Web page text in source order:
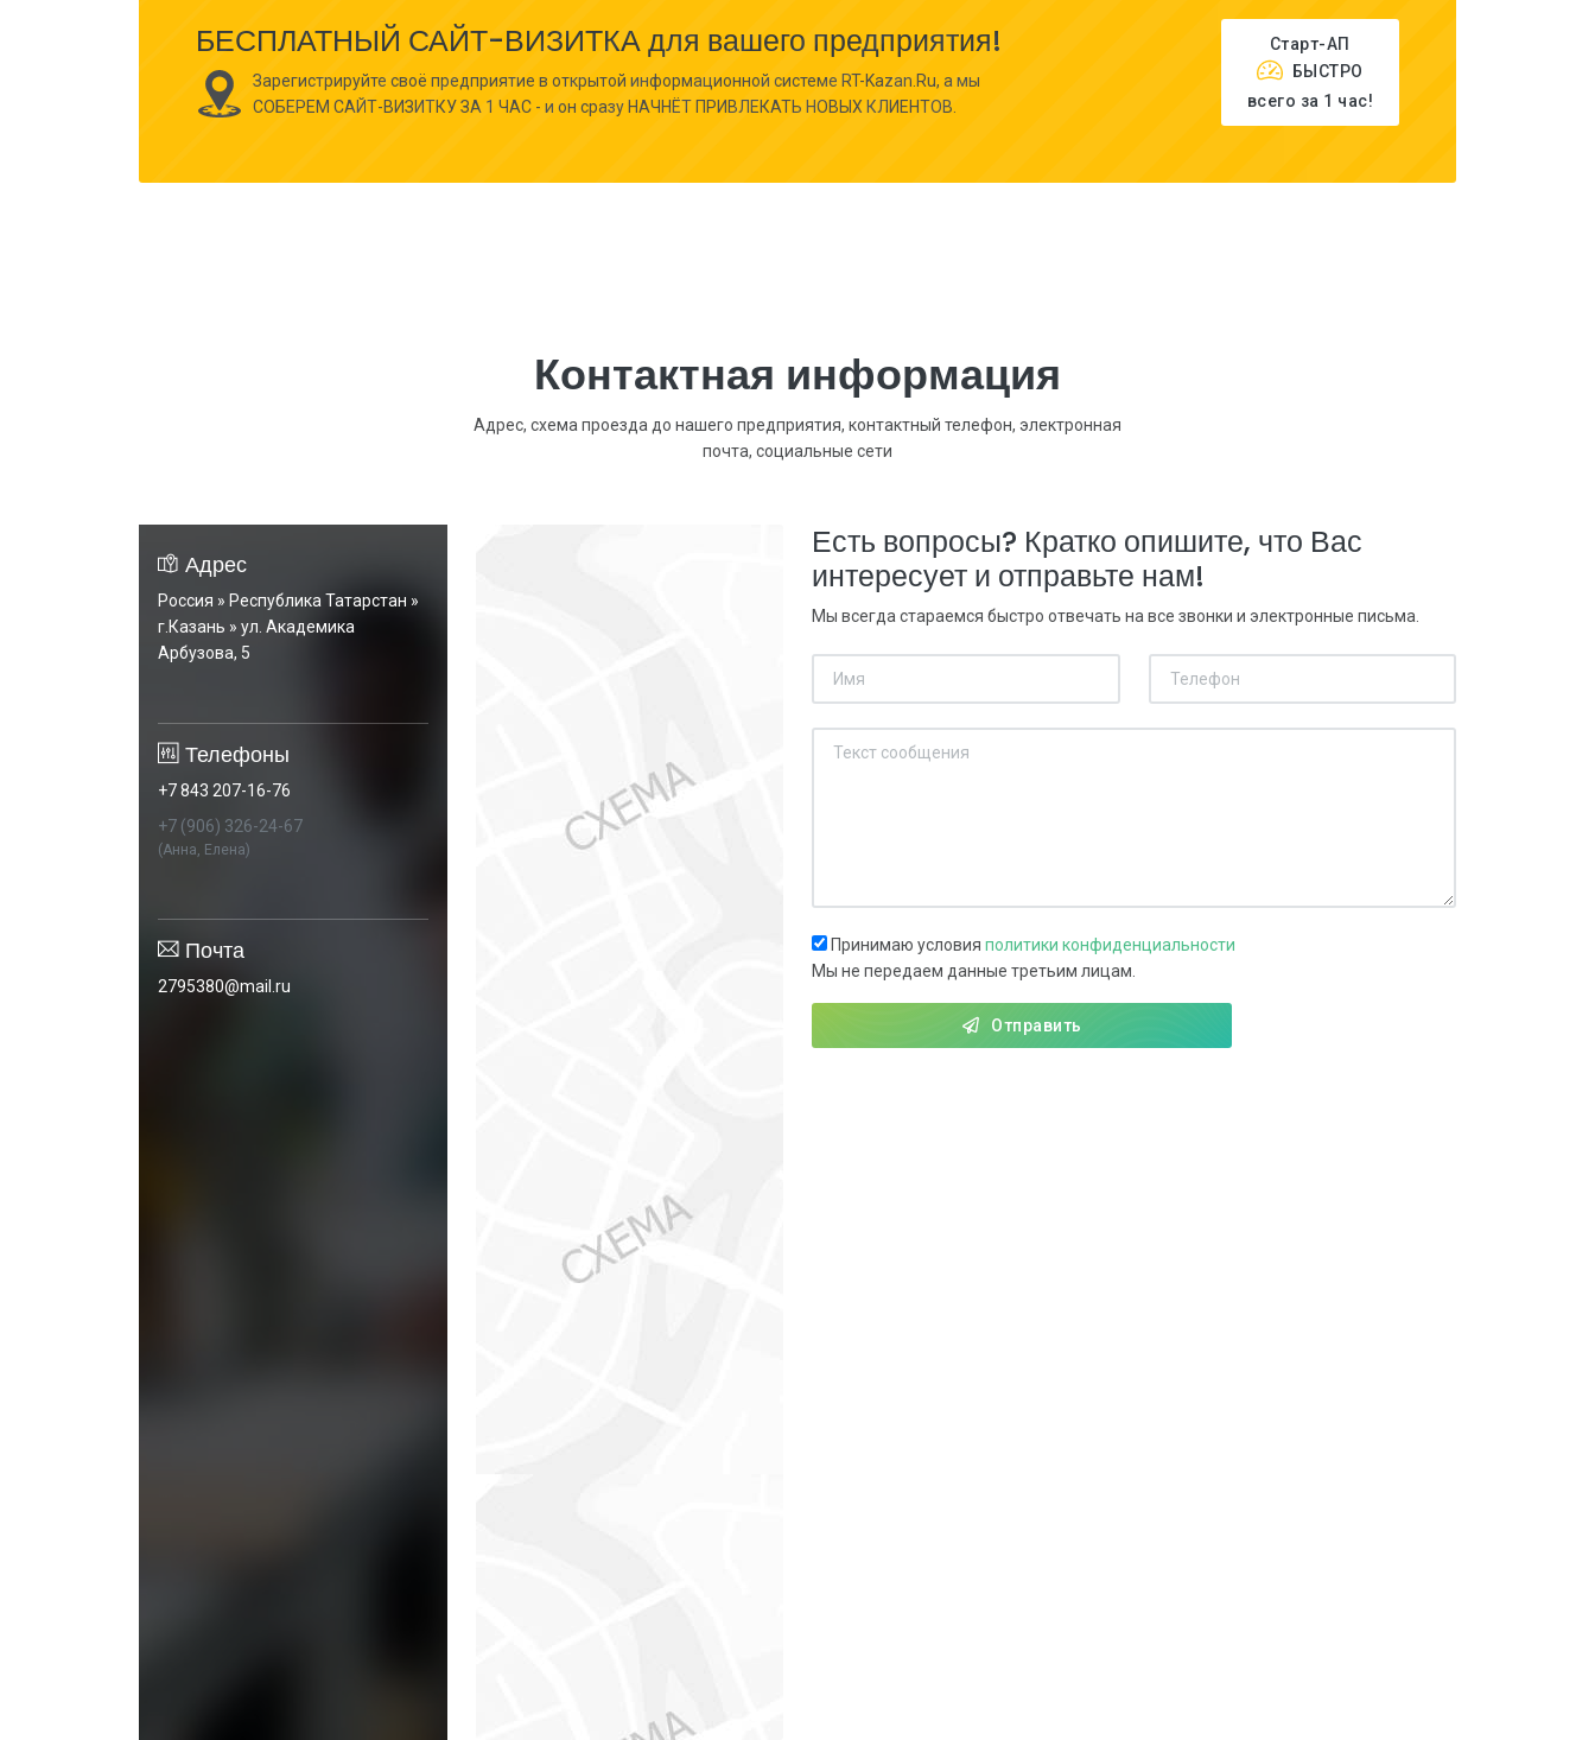
БЕСПЛАТНЫЙ САЙТ-ВИЗИТКА для вашего предприятия!
Зарегистрируйте своё предприятие в открытой информационной системе RT-Kazan.Ru, а мы
СОБЕРЕМ САЙТ-ВИЗИТКУ ЗА 1 ЧАС - и он сразу НАЧНЁТ ПРИВЛЕКАТЬ НОВЫХ КЛИЕНТОВ.
Старт-АП
БЫСТРО
всего за 1 час!
Контактная информация
Адрес, схема проезда до нашего предприятия, контактный телефон, электронная
почта, социальные сети
Адрес
Россия » Республика Татарстан »
г.Казань » ул. Академика
Арбузова, 5
Телефоны
+7 843 207-16-76
+7 (906) 326-24-67
(Анна, Елена)
Почта
2795380@mail.ru
Есть вопросы? Кратко опишите, что Вас
интересует и отправьте нам!
Мы всегда стараемся быстро отвечать на все звонки и электронные письма.
Принимаю условия политики конфиденциальности
Мы не передаем данные третьим лицам.
Отправить